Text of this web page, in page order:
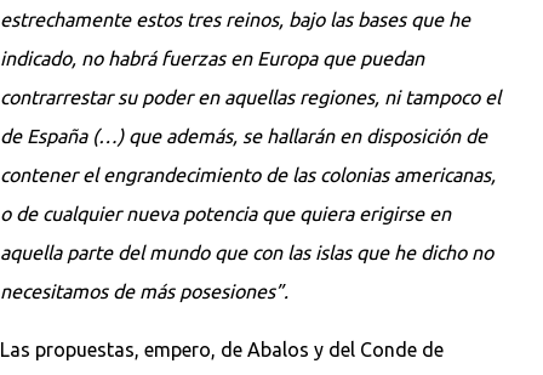
estrechamente estos tres reinos, bajo las bases que he
indicado, no habrá fuerzas en Europa que puedan
contrarrestar su poder en aquellas regiones, ni tampoco el
de España (…) que además, se hallarán en disposición de
contener el engrandecimiento de las colonias americanas,
o de cualquier nueva potencia que quiera erigirse en
aquella parte del mundo que con las islas que he dicho no
necesitamos de más posesiones”.
Las propuestas, empero, de Abalos y del Conde de